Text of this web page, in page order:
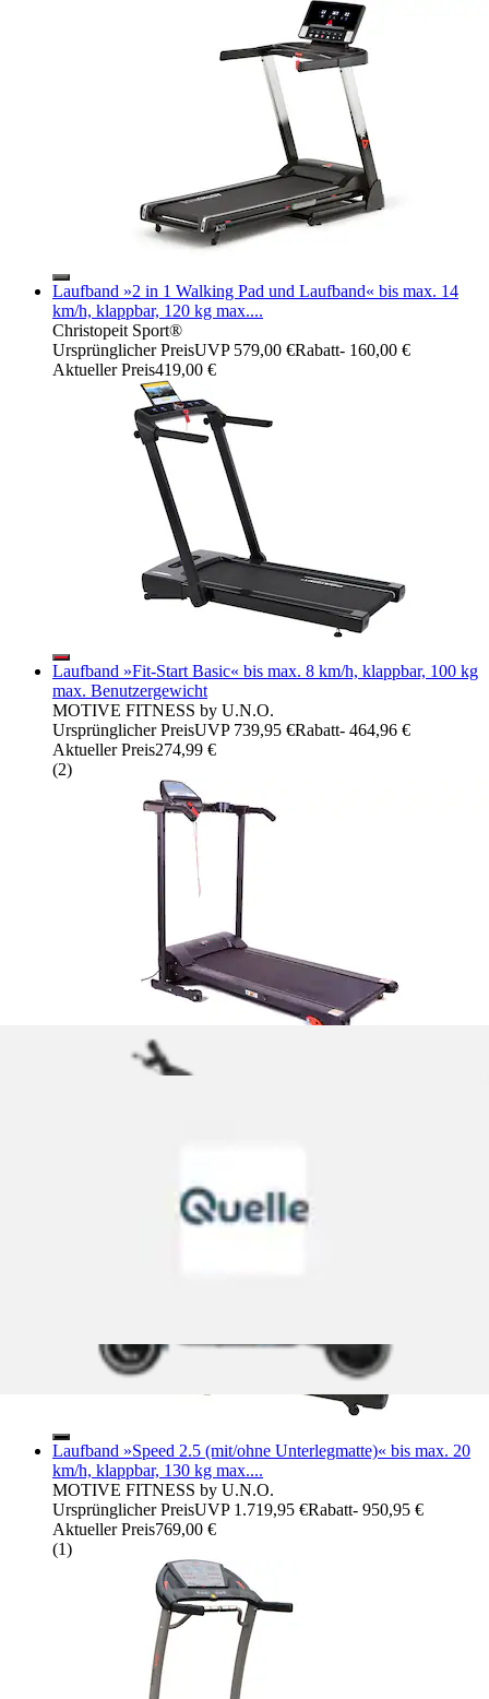
Laufband »2 in 1 Walking Pad und Laufband« bis max. 14
km/h, klappbar, 120 kg max....
Christopeit Sport®
Ursprünglicher PreisUVP 579,00 €Rabatt- 160,00 €
Aktueller Preis419,00 €
Laufband »Fit-Start Basic« bis max. 8 km/h, klappbar, 100 kg
max. Benutzergewicht
MOTIVE FITNESS by U.N.O.
Ursprünglicher PreisUVP 739,95 €Rabatt- 464,96 €
Aktueller Preis274,99 €
(2)
Laufband »Laufband TM 4500 S« bis max. 20 km/h, 130 kg
Laufband »Speed 2.5 (mit/ohne Unterlegmatte)« bis max. 20
km/h, klappbar, 130 kg max....
MOTIVE FITNESS by U.N.O.
Ursprünglicher PreisUVP 1.719,95 €Rabatt- 950,95 €
Aktueller Preis769,00 €
(1)